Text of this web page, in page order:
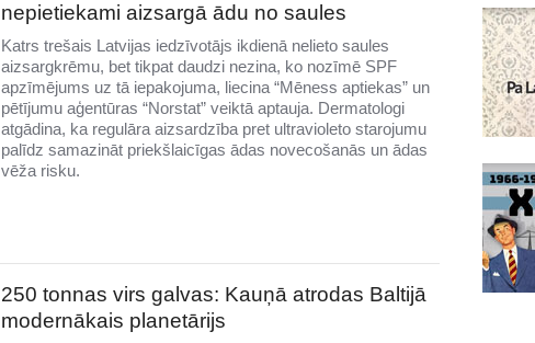
nepietiekami aizsargā ādu no saules
Katrs trešais Latvijas iedzīvotājs ikdienā nelieto saules
aizsargkrēmu, bet tikpat daudzi nezina, ko nozīmē SPF
apzīmējums uz tā iepakojuma, liecina “Mēness aptiekas” un
pētījumu aģentūras “Norstat” veiktā aptauja. Dermatologi
atgādina, ka regulāra aizsardzība pret ultravioleto starojumu
palīdz samazināt priekšlaicīgas ādas novecošanās un ādas
vēža risku.
250 tonnas virs galvas: Kauņā atrodas Baltijā
modernākais planetārijs